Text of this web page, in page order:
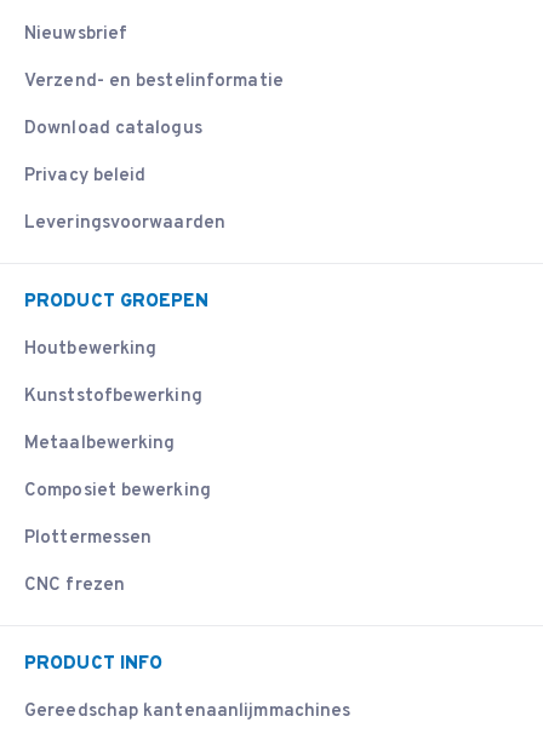
Nieuwsbrief
Verzend- en bestelinformatie
Download catalogus
Privacy beleid
Leveringsvoorwaarden
PRODUCT GROEPEN
Houtbewerking
Kunststofbewerking
Metaalbewerking
Composiet bewerking
Plottermessen
CNC frezen
PRODUCT INFO
Gereedschap kantenaanlijmmachines